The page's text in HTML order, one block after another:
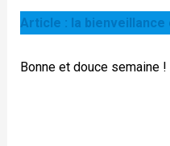
Article : la
Bonne et douce semaine !